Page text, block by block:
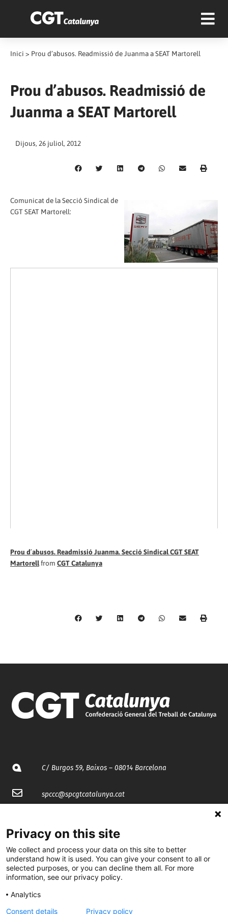
Inici > Prou d’abusos. Readmissió de Juanma a SEAT Martorell
Prou d’abusos. Readmissió de
Juanma a SEAT Martorell
Dijous, 26 juliol, 2012
Comunicat de la Secció Sindical de
CGT SEAT Martorell:
Prou d´abusos. Readmissió Juanma. Secció Sindical CGT SEAT
Martorellfrom CGT Catalunya
C/ Burgos 59, Baixos – 08014 Barcelona
spccc@spcgtcatalunya.cat
@CGTCatalunya
cgtcatalunya
cgtcatalunya
Privacy on this site
We collect and process your data on this site to better
understand how it is used. You can give your consent to all or
selected purposes, or you can decline them all. For more
information, see our privacy policy.
Analytics
Consent details
Privacy policy